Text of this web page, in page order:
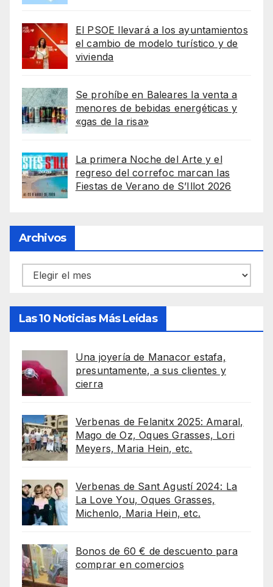
El PSOE llevará a los ayuntamientos
el cambio de modelo turístico y de
vivienda
Se prohíbe en Baleares la venta a
menores de bebidas energéticas y
«gas de la risa»
La primera Noche del Arte y el
regreso del correfoc marcan las
Fiestas de Verano de S’Illot 2026
Archivos
Archivos
Las 10 Noticias Más Leídas
Una joyería de Manacor estafa,
presuntamente, a sus clientes y
cierra
Verbenas de Felanitx 2025: Amaral,
Mago de Oz, Oques Grasses, Lori
Meyers, Maria Hein, etc.
Verbenas de Sant Agustí 2024: La
La Love You, Oques Grasses,
Michenlo, Maria Hein, etc.
Bonos de 60 € de descuento para
comprar en comercios